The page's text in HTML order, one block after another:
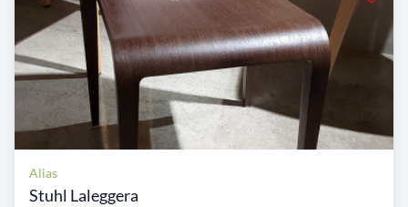
Alias
Stuhl Laleggera